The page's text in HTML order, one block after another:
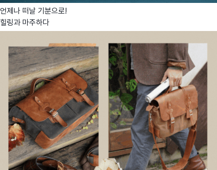
언제나 떠날 기분으로!
힐링과 마주하다